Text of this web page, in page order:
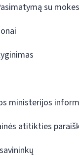
su
ministerijos
atitikties